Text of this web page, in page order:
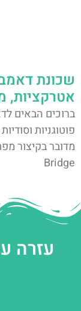
פוטוגניות
Bridge
עזרה